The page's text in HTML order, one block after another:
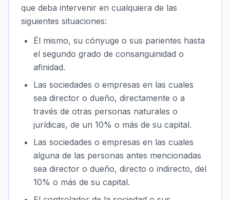
que deba intervenir en cualquiera de las
siguientes situaciones:
Él mismo, su cónyuge o sus parientes hasta
el segundo grado de consanguinidad o
afinidad.
Las sociedades o empresas en las cuales
sea director o dueño, directamente o a
través de otras personas naturales o
jurídicas, de un 10% o más de su capital.
Las sociedades o empresas en las cuales
alguna de las personas antes mencionadas
sea director o dueño, directo o indirecto, del
10% o más de su capital.